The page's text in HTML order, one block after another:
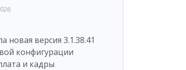
новая версия 3.1.38.41
конфигурации
и кадры